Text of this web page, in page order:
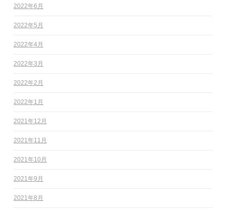
2022年6月
2022年5月
2022年4月
2022年3月
2022年2月
2022年1月
2021年12月
2021年11月
2021年10月
2021年9月
2021年8月